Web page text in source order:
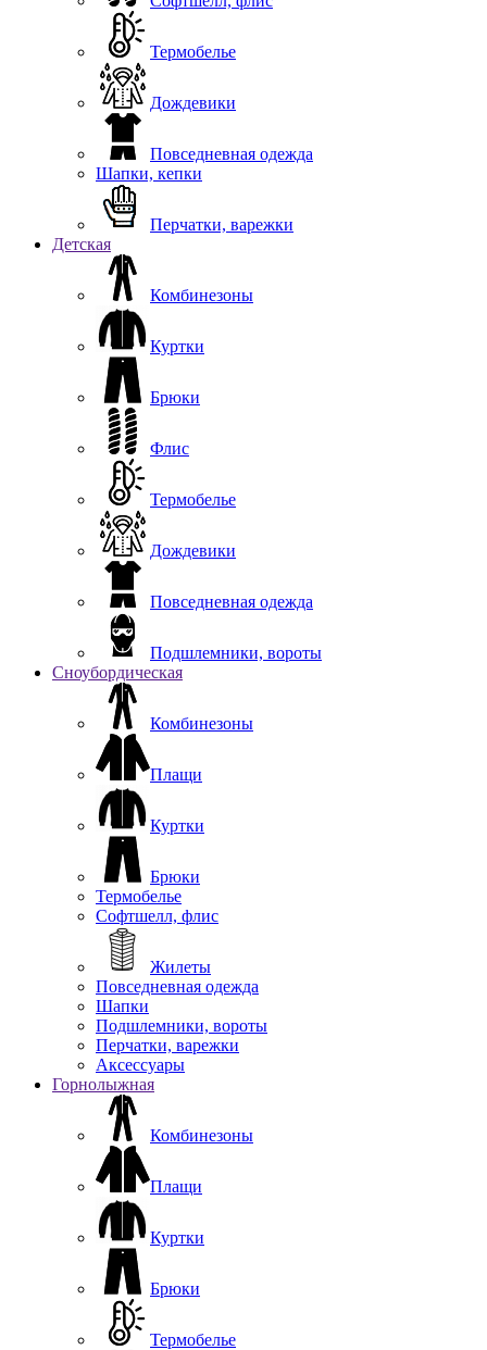
Термобелье
Дождевики
Повседневная одежда
Шапки, кепки
Перчатки, варежки
Детская
Комбинезоны
Куртки
Брюки
Флис
Термобелье
Дождевики
Повседневная одежда
Подшлемники, вороты
Сноубордическая
Комбинезоны
Плащи
Куртки
Брюки
Термобелье
Софтшелл, флис
Жилеты
Повседневная одежда
Шапки
Подшлемники, вороты
Перчатки, варежки
Аксессуары
Горнолыжная
Комбинезоны
Плащи
Куртки
Брюки
Термобелье